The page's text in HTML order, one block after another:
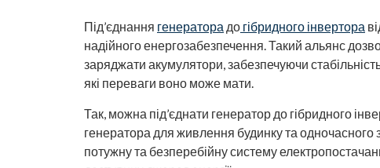
Під’єднання генератора до гібридного інвертора
надійного енергозабезпечення. Такий альянс
заряджати акумулятори, забезпечуючи
які переваги воно може мати.
Так, можна під’єднати генератор до гібридного
генератора для живлення будинку та
потужну та безперебійну систему